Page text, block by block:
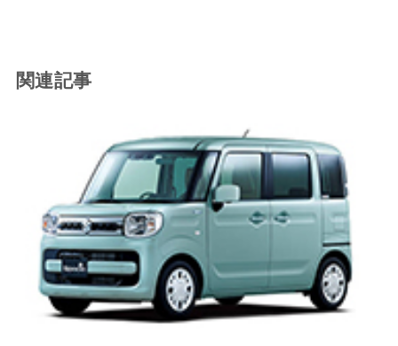
関連記事